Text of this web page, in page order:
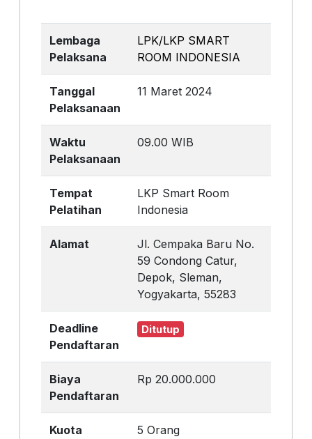
Lembaga
Pelaksana
LPK/LKP SMART
ROOM INDONESIA
Tanggal
Pelaksanaan
11 Maret 2024
Waktu
Pelaksanaan
09.00 WIB
Tempat
Pelatihan
LKP Smart Room
Indonesia
Alamat
Jl. Cempaka Baru No.
59 Condong Catur,
Depok, Sleman,
Yogyakarta, 55283
Deadline
Pendaftaran
Ditutup
Biaya
Pendaftaran
Rp 20.000.000
Kuota
5 Orang